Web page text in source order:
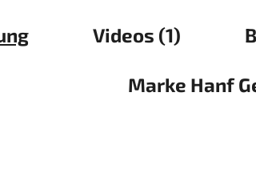
Videos (1)
Marke Hanf